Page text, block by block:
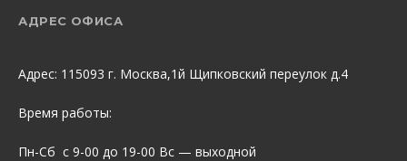
АДРЕС ОФИСА
Адрес: 115093 г. Москва,1й Щипковский переулок д.4
Время работы:
Пн-Сб с 9-00 до 19-00 Вс — выходной